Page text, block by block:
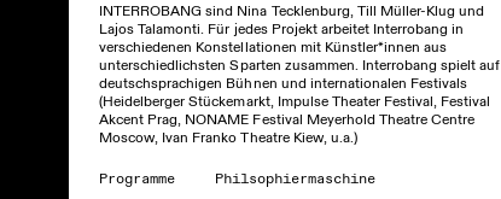
INTERROBANG sind Nina Tecklenburg, Till Müller-Klug und
Lajos Talamonti. Für jedes Projekt arbeitet Interrobang in
verschiedenen Konstellationen mit Künstler*innen aus
unterschiedlichsten Sparten zusammen. Interrobang spielt auf
deutschsprachigen Bühnen und internationalen Festivals
(Heidelberger Stückemarkt, Impulse Theater Festival, Festival
Akcent Prag, NONAME Festival Meyerhold Theatre Centre
Moscow, Ivan Franko Theatre Kiew, u.a.)
Programme
Philsophiermaschine